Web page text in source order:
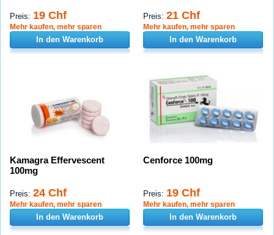
Preis: 19 Chf
Mehr kaufen, mehr sparen
In den Warenkorb
Preis: 21 Chf
Mehr kaufen, mehr sparen
In den Warenkorb
Kamagra Effervescent
100mg
Preis: 24 Chf
Mehr kaufen, mehr sparen
In den Warenkorb
Cenforce 100mg
Preis: 19 Chf
Mehr kaufen, mehr sparen
In den Warenkorb